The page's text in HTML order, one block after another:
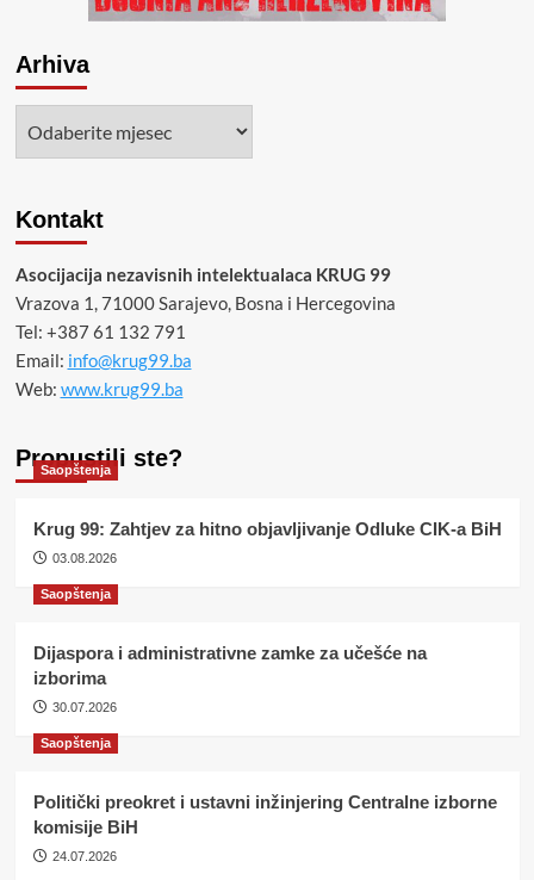
Arhiva
Kontakt
Asocijacija nezavisnih intelektualaca KRUG 99
Vrazova 1, 71000 Sarajevo, Bosna i Hercegovina
Tel: +387 61 132 791
Email: info@krug99.ba
Web: www.krug99.ba
Propustili ste?
Saopštenja
Krug 99: Zahtjev za hitno objavljivanje Odluke CIK-a BiH
03.08.2026
Saopštenja
Dijaspora i administrativne zamke za učešće na
izborima
30.07.2026
Saopštenja
Politički preokret i ustavni inžinjering Centralne izborne
komisije BiH
24.07.2026